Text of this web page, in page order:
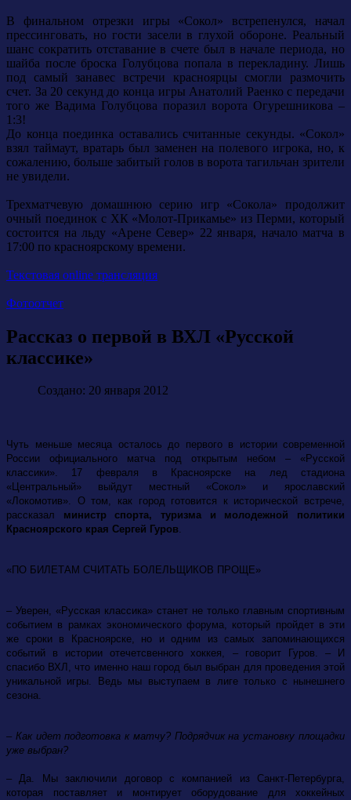
В финальном отрезки игры «Сокол» встрепенулся, начал
прессинговать, но гости засели в глухой обороне. Реальный
шанс сократить отставание в счете был в начале периода, но
шайба после броска Голубцова попала в перекладину. Лишь
под самый занавес встречи красноярцы смогли размочить
счет. За 20 секунд до конца игры Анатолий Раенко с передачи
того же Вадима Голубцова поразил ворота Огурешникова –
1:3!
До конца поединка оставались считанные секунды. «Сокол»
взял таймаут, вратарь был заменен на полевого игрока, но, к
сожалению, больше забитый голов в ворота тагильчан зрители
не увидели.
Трехматчевую домашнюю серию игр «Сокола» продолжит
очный поединок с ХК «Молот-Прикамье» из Перми, который
состоится на льду «Арене Север» 22 января, начало матча в
17:00 по красноярскому времени.
Текстовая online трансляция
Фотоотчет
Рассказ о первой в ВХЛ «Русской
классике»
Создано: 20 января 2012
Чуть меньше месяца осталось до первого в истории современной
России официального матча под открытым небом – «Русской
классики». 17 февраля в Красноярске на лед стадиона
«Центральный» выйдут местный «Сокол» и ярославский
«Локомотив». О том, как город готовится к исторической встрече,
рассказал министр спорта, туризма и молодежной политики
Красноярского края Сергей Гуров.
«ПО БИЛЕТАМ СЧИТАТЬ БОЛЕЛЬЩИКОВ ПРОЩЕ»
– Уверен, «Русская классика» станет не только главным спортивным
событием в рамках экономического форума, который пройдет в эти
же сроки в Красноярске, но и одним из самых запоминающихся
событий в истории отечетсвенного хоккея, – говорит Гуров. – И
спасибо ВХЛ, что именно наш город был выбран для проведения этой
уникальной игры. Ведь мы выступаем в лиге только с нынешнего
сезона.
– Как идет подготовка к матчу? Подрядчик на установку площадки
уже выбран?
– Да. Мы заключили договор с компанией из Санкт-Петербурга,
которая поставляет и монтирует оборудование для хоккейных